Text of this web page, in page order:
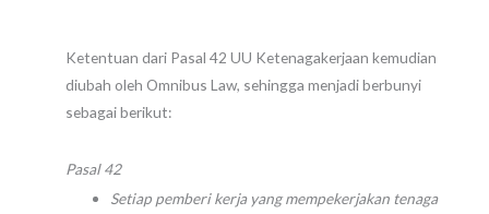
Ketentuan dari Pasal 42 UU Ketenagakerjaan kemudian
diubah oleh Omnibus Law, sehingga menjadi berbunyi
sebagai berikut:
Pasal 42
Setiap pemberi kerja yang mempekerjakan tenaga